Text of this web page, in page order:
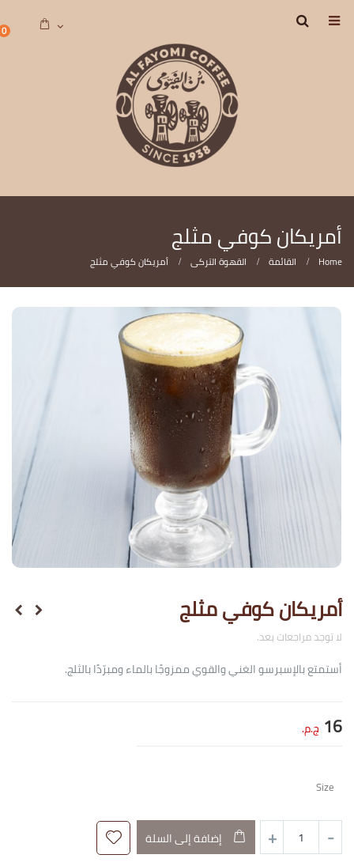
0
أمريكان كوفي مثلج
Home القائمة القهوة التركى أمريكان كوفي مثلج
أمريكان كوفي مثلج
لا توجد مراجعات بعد.
أستمتع بالإسبرسو الغني والقوي ممزوجًا بالماء ومبرّدًا بالثلج.
16 ج.م.
Size
إضافة إلى السلة